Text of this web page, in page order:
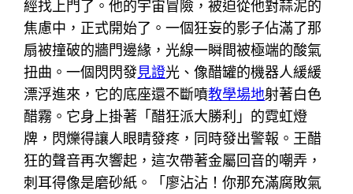
經找上門了。他的宇宙冒險，被迫從他對蒜泥的
焦慮中，正式開始了。一個狂妄的影子佔滿了那
扇被撞破的牆門邊緣，光線一瞬間被極端的酸氣
扭曲。一個閃閃發見證光、像醋罐的機器人緩緩
漂浮進來，它的底座還不斷噴教學場地射著白色
醋霧。它身上掛著「醋狂派大勝利」的霓虹燈
牌，閃爍得讓人眼睛發疼，同時發出警報。王醋
狂的聲音再次響起，這次帶著金屬回音的嘲弄，
刺耳得像是磨砂紙。「廖沾沾！你那充滿腐敗氣